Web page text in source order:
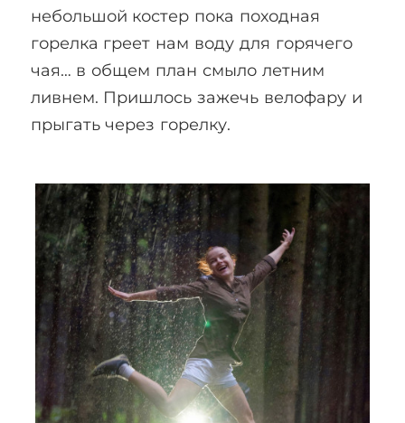
небольшой костер пока походная
горелка греет нам воду для горячего
чая… в общем план смыло летним
ливнем. Пришлось зажечь велофару и
прыгать через горелку.